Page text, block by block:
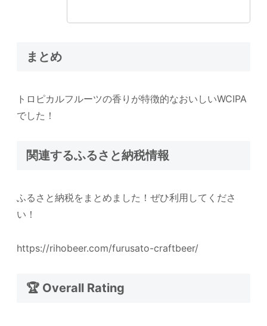
まとめ
トロピカルフルーツの香りが特徴的なおいしいWCIPA
でした！
関連するふるさと納税情報
ふるさと納税をまとめました！ぜひ利用してくださ
い！
https://rihobeer.com/furusato-craftbeer/
🏆 Overall Rating